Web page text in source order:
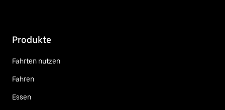
Produkte
Fahrten nutzen
Fahren
Essen